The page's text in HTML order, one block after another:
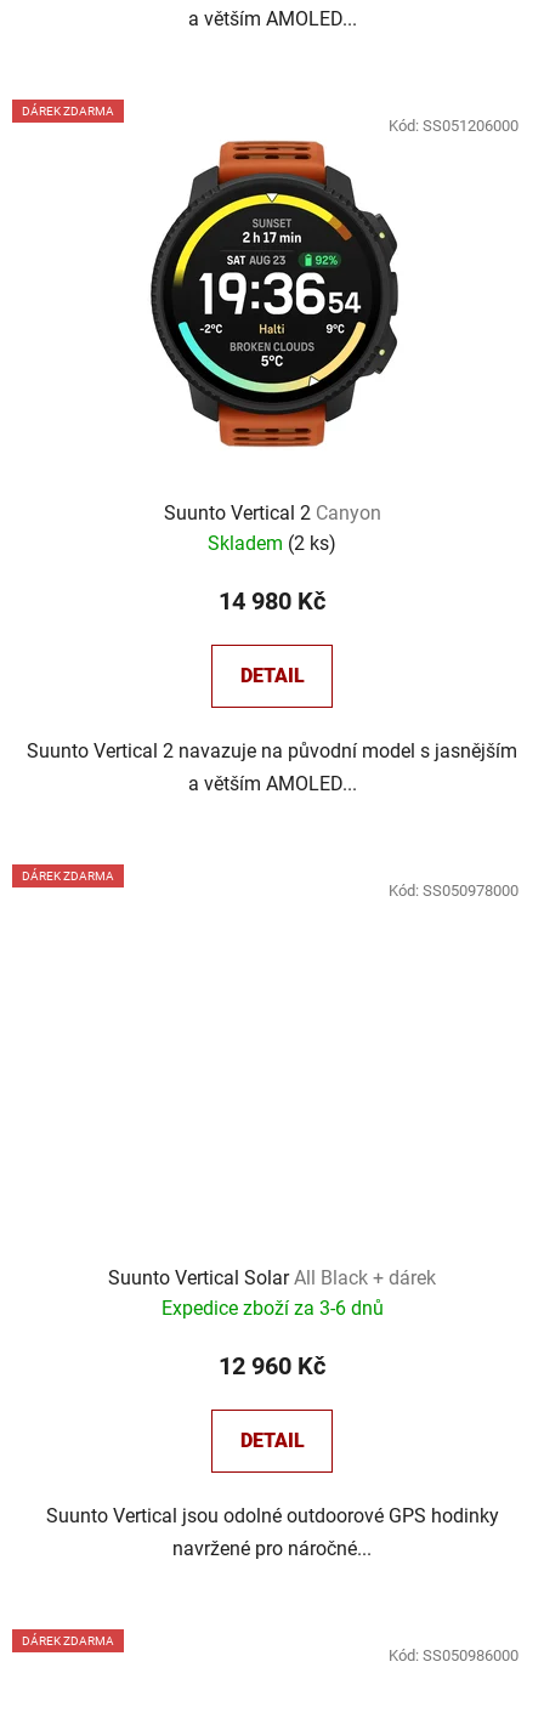
a větším AMOLED...
DÁREK ZDARMA
Suunto Vertical 2 Canyon
Skladem (2 ks)
14 980 Kč
DETAIL
Suunto Vertical 2 navazuje na původní model s jasnějším
a větším AMOLED...
Kód: SS051206000
DÁREK ZDARMA
Suunto Vertical SolarAll Black + dárek
Expedice zboží za 3-6 dnů
12 960 Kč
DETAIL
Suunto Vertical jsou odolné outdoorové GPS hodinky
navržené pro náročné...
Kód: SS050978000
DÁREK ZDARMA
Kód: SS050986000